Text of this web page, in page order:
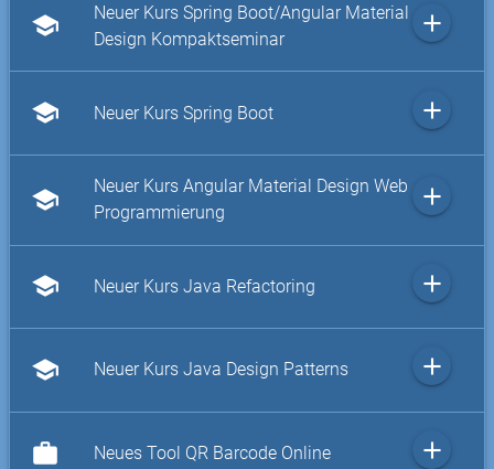
school
Neuer Kurs Spring Boot/Angular Material
Design Kompaktseminar
add
school Neuer Kurs Spring Boot add
school
Neuer Kurs Angular Material Design Web
Programmierung
add
school Neuer Kurs Java Refactoring add
school Neuer Kurs Java Design Patterns add
work Neues Tool QR Barcode Online add